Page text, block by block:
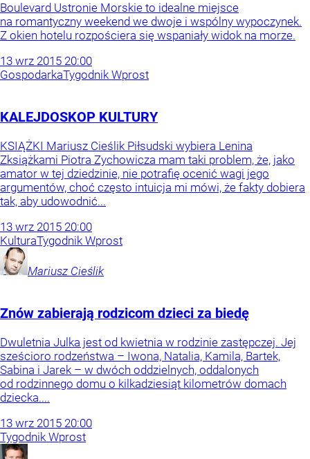
Boulevard Ustronie Morskie to idealne miejsce
na romantyczny weekend we dwoje i wspólny wypoczynek.
Z okien hotelu rozpościera się wspaniały widok na morze.
13 wrz 2015 20:00
GospodarkaTygodnik Wprost
KALEJDOSKOP KULTURY
KSIĄŻKI Mariusz Cieślik Piłsudski wybiera Lenina
Zksiążkami Piotra Zychowicza mam taki problem, że, jako
amator w tej dziedzinie, nie potrafię ocenić wagi jego
argumentów, choć często intuicja mi mówi, że fakty dobiera
tak, aby udowodnić...
13 wrz 2015 20:00
KulturaTygodnik Wprost
Mariusz Cieślik
Znów zabierają rodzicom dzieci za biedę
Dwuletnia Julka jest od kwietnia w rodzinie zastępczej. Jej
sześcioro rodzeństwa – Iwona, Natalia, Kamila, Bartek,
Sabina i Jarek – w dwóch oddzielnych, oddalonych
od rodzinnego domu o kilkadziesiąt kilometrów domach
dziecka....
13 wrz 2015 20:00
Tygodnik Wprost